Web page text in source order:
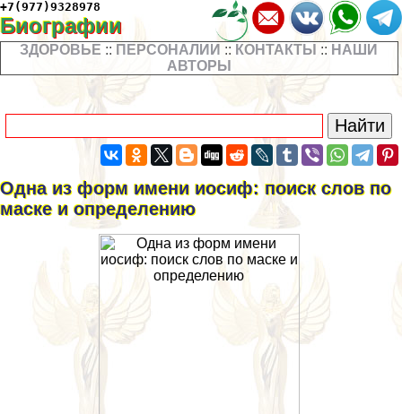
+7(977)9328978
Биографии
ЗДОРОВЬЕ :: ПЕРСОНАЛИИ :: КОНТАКТЫ :: НАШИ
АВТОРЫ
Одна из форм имени иосиф: поиск слов по
маске и определению